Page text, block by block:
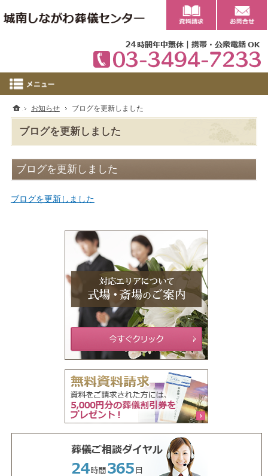
ブログを更新しました
ブログを更新しました
ブログを更新しました
ホーム
お知らせ ブログを更新しました